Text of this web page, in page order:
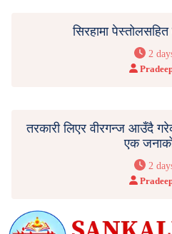
सिरहामा
2
तरकारी लिएर वीरगन्ज आउँदै
एक
2